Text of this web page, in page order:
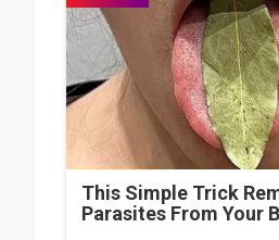
This Simple Trick
Parasites From Your